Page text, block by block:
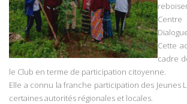
Cette
cadre
le Club en terme de participation citoyenne.
Elle a connu la franche participation des Jeunes
certaines autorités régionales et locales.